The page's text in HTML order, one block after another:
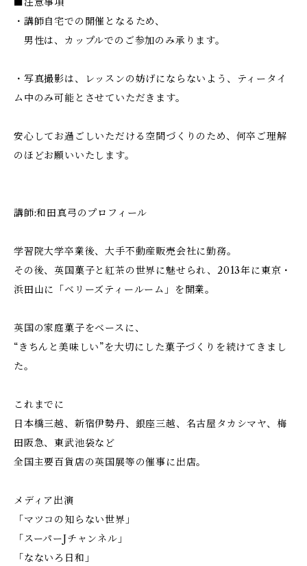
・講師自宅での開催となるため、
男性は、カップルでのご参加のみ承ります。
・写真撮影は、レッスンの妨げにならないよう、ティータイ
ム中のみ可能とさせていただきます。
安心してお過ごしいただける空間づくりのため、何卒ご理解
のほどお願いいたします。
講師:和田真弓のプロフィール
学習院大学卒業後、大手不動産販売会社に勤務。
その後、英国菓子と紅茶の世界に魅せられ、2013年に東京・
浜田山に「ベリーズティールーム」を開業。
英国の家庭菓子をベースに、
“きちんと美味しい”を大切にした菓子づくりを続けてきまし
た。
これまでに
日本橋三越、新宿伊勢丹、銀座三越、名古屋タカシマヤ、梅
田阪急、東武池袋など
全国主要百貨店の英国展等の催事に出店。
メディア出演
「マツコの知らない世界」
「スーパーJチャンネル」
「なないろ日和」